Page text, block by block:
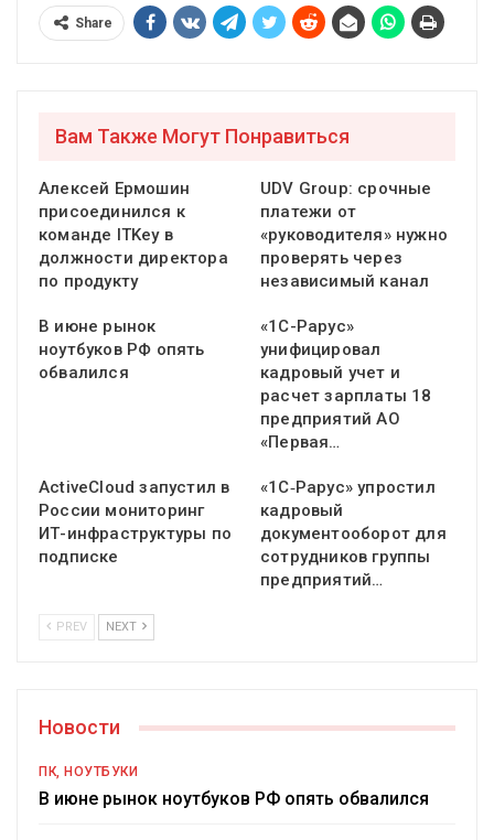
Share
Вам Также Могут Понравиться
Алексей Ермошин
присоединился к
команде ITKey в
должности директора
по продукту
UDV Group: срочные
платежи от
«руководителя» нужно
проверять через
независимый канал
В июне рынок
ноутбуков РФ опять
обвалился
«1С-Рарус»
унифицировал
кадровый учет и
расчет зарплаты 18
предприятий АО
«Первая…
ActiveCloud запустил в
России мониторинг
ИТ-инфраструктуры по
подписке
«1С‑Рарус» упростил
кадровый
документооборот для
сотрудников группы
предприятий…
PREV NEXT
Новости
ПК, НОУТБУКИ
В июне рынок ноутбуков РФ опять обвалился